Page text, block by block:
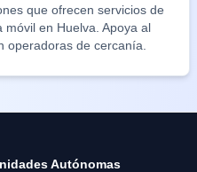
que ofrecen servicios de
móvil en Huelva . Apoya al
operadoras de cercanía.
Autónomas